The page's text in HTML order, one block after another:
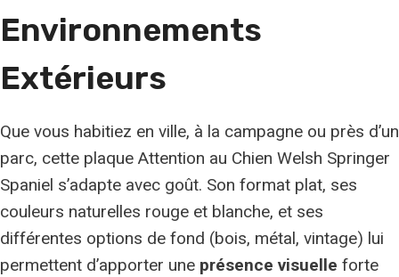
Environnements
Extérieurs
Que vous habitiez en ville, à la campagne ou près d’un
parc, cette plaque Attention au Chien Welsh Springer
Spaniel s’adapte avec goût. Son format plat, ses
couleurs naturelles rouge et blanche, et ses
différentes options de fond (bois, métal, vintage) lui
permettent d’apporter une présence visuelle forte